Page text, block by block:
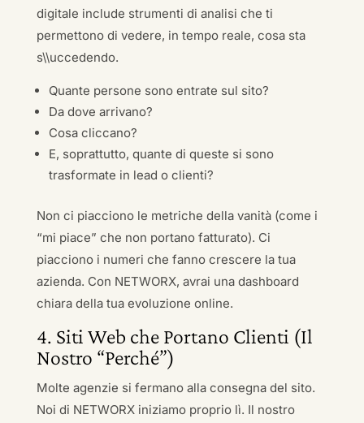
digitale include strumenti di analisi che ti
permettono di vedere, in tempo reale, cosa sta
s\\uccedendo.
Quante persone sono entrate sul sito?
Da dove arrivano?
Cosa cliccano?
E, soprattutto, quante di queste si sono
trasformate in lead o clienti?
Non ci piacciono le metriche della vanità (come i
“mi piace” che non portano fatturato). Ci
piacciono i numeri che fanno crescere la tua
azienda. Con NETWORX, avrai una dashboard
chiara della tua evoluzione online.
4. Siti Web che Portano Clienti (Il
Nostro “Perché”)
Molte agenzie si fermano alla consegna del sito.
Noi di NETWORX iniziamo proprio lì. Il nostro